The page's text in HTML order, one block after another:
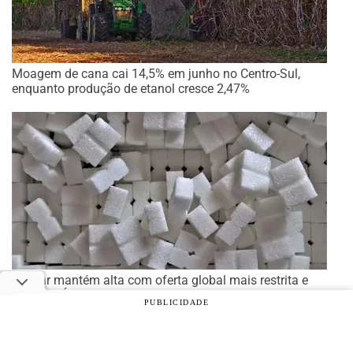
Moagem de cana cai 14,5% em junho no Centro-Sul,
enquanto produção de etanol cresce 2,47%
Açúcar mantém alta com oferta global mais restrita e
clima na Índia no radar
PUBLICIDADE